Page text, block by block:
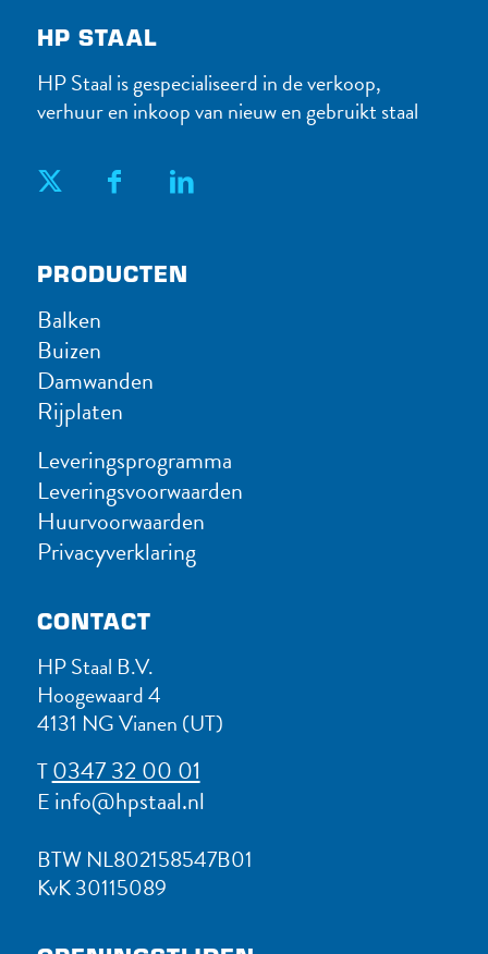
HP STAAL
HP Staal is gespecialiseerd in de verkoop,
verhuur en inkoop van nieuw en gebruikt staal
PRODUC​TEN
Balken
Buizen
Damwanden
Rijplaten
Leveringsprogramma
Leveringsvoorwaarden
Huurvoorwaarden
Privacyverklaring
CONTACT
HP Staal B.V.
Hoogewaard 4
4131 NG Vianen (UT)
T0347 32 00 01
E info@hpstaal.nl
BTW NL802158547B01
KvK 30115089